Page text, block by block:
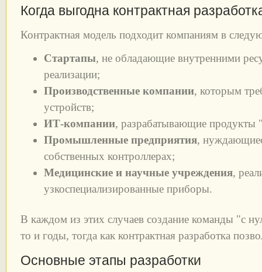
Когда выгодна контрактная
Контрактная модель подходит компаниям в
Стартапы, не обладающие внутренними
реализации;
Производственные компании, которым
устройств;
ИТ-компании, разрабатывающие продукты
Промышленные предприятия,
собственных контроллерах;
Медицинские и научные учреждения,
узкоспециализированные приборы.
В каждом из этих случаев создание команды "с
то и годы, тогда как контрактная разработка
Основные этапы разработки